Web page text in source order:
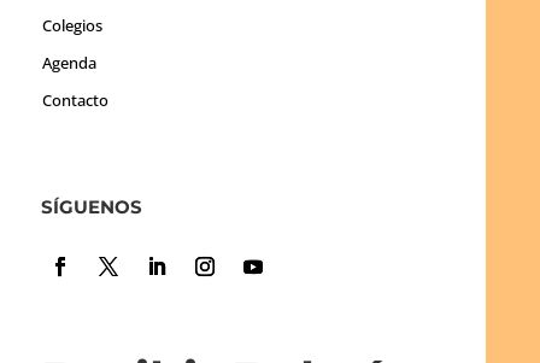
Colegios
Agenda
Contacto
SÍGUENOS